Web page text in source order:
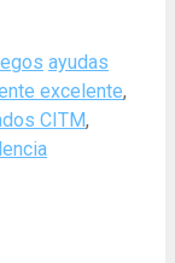
Tags
ayudas
excelente,
CITM,